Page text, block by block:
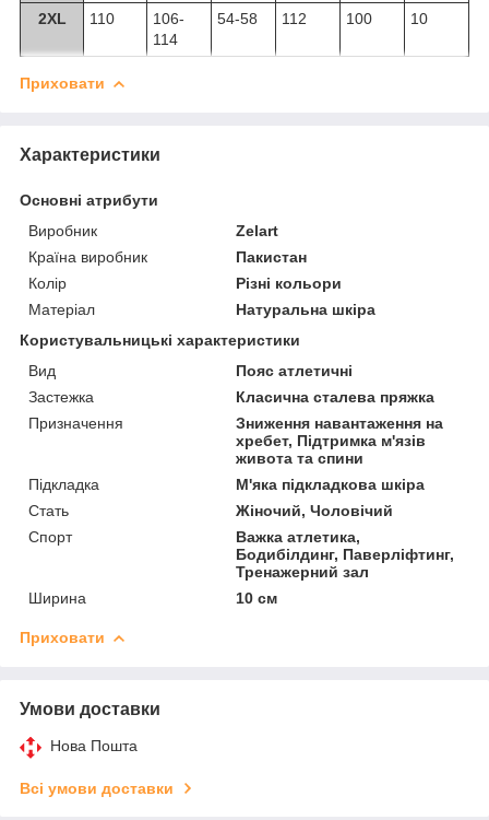
2XL 110
106-
114
54-58 112 100 10
Приховати
Характеристики
Основні атрибути
Виробник
Zelart
Країна виробник
Пакистан
Колір
Різні кольори
Матеріал
Натуральна шкіра
Користувальницькі характеристики
Вид
Пояс атлетичні
Застежка
Класична сталева пряжка
Призначення
Зниження навантаження на
хребет, Підтримка м'язів
живота та спини
Підкладка
М'яка підкладкова шкіра
Стать
Жіночий, Чоловічий
Спорт
Важка атлетика,
Бодибілдинг, Паверліфтинг,
Тренажерний зал
Ширина
10 см
Приховати
Умови доставки
Нова Пошта
Всі умови доставки